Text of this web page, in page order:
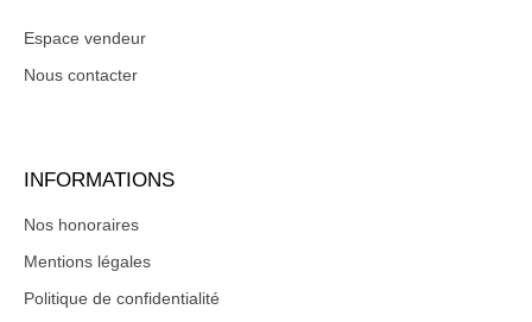
Espace vendeur
Nous contacter
INFORMATIONS
Nos honoraires
Mentions légales
Politique de confidentialité